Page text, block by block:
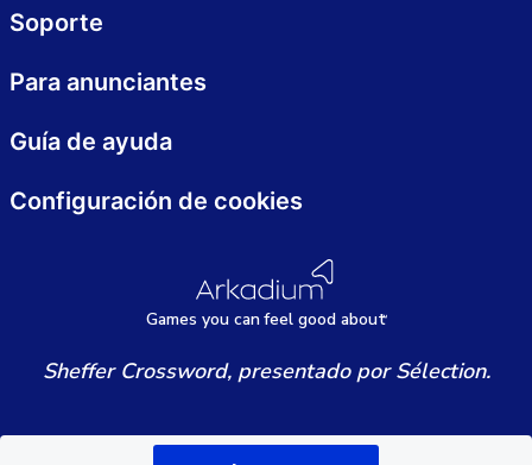
Games you canfeel good about
Soporte
Para anunciantes
Guía de ayuda
Configuración de cookies
Sheffer Crossword, presentado por Sélection.